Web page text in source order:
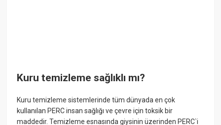
Kuru temizleme sağlıklı mı?
Kuru temizleme sistemlerinde tüm dünyada en çok
kullanılan PERC insan sağlığı ve çevre için toksik bir
maddedir. Temizleme esnasında giysinin üzerinden PERC`i